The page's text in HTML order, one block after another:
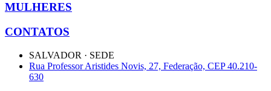
MULHERES
CONTATOS
SALVADOR · SEDE
Rua Professor Aristides Novis, 27, Federação, CEP 40.210-
630